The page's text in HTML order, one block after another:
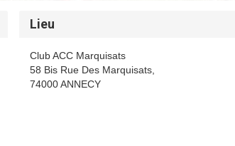
Lieu
Club ACC Marquisats
58 Bis Rue Des Marquisats,
74000 ANNECY